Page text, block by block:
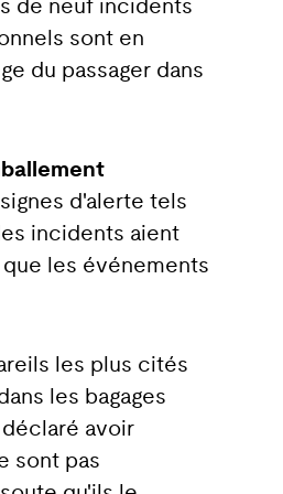
de neuf incidents
sont en
du passager dans
d'alerte tels
incidents aient
les événements
les plus cités
les bagages
déclaré avoir
sont pas